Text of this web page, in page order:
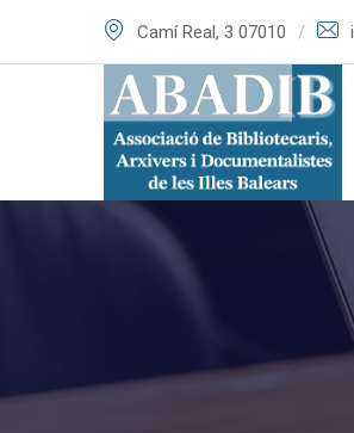
Camí Real, 3 07010